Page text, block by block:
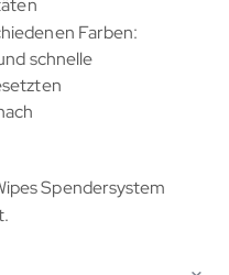
Farben:
schnelle
Spendersystem